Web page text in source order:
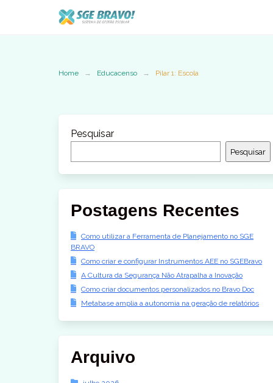
Home Educacenso Pilar 1: Escola
Pesquisar
Pesquisar
Postagens Recentes
Como utilizar a Ferramenta de Planejamento no SGE
BRAVO
Como criar e configurar Instrumentos AEE no SGEBravo
A Cultura da Segurança Não Atrapalha a Inovação
Como criar documentos personalizados no Bravo Doc
Metabase amplia a autonomia na geração de relatórios
Arquivo